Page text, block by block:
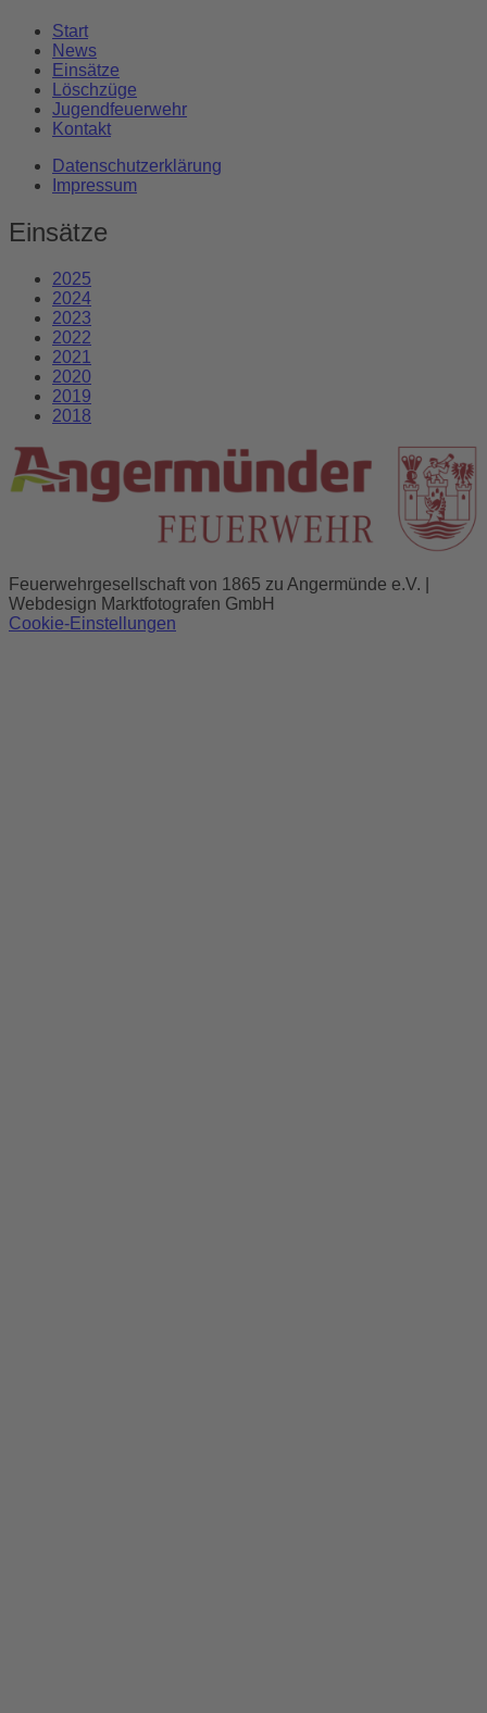
Start
News
Einsätze
Löschzüge
Jugendfeuerwehr
Kontakt
Datenschutzerklärung
Impressum
Einsätze
2025
2024
2023
2022
2021
2020
2019
2018
Feuerwehrgesellschaft von 1865 zu Angermünde e.V. |
Webdesign Marktfotografen GmbH
Cookie-Einstellungen